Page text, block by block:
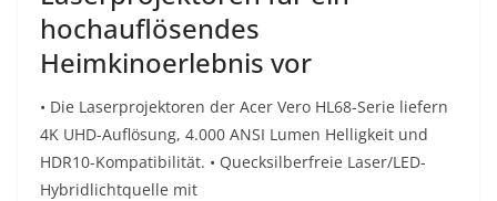
hochauflösendes
Heimkinoerlebnis vor
• Die Laserprojektoren der Acer Vero HL68-Serie liefern
4K UHD-Auflösung, 4.000 ANSI Lumen Helligkeit und
HDR10-Kompatibilität. • Quecksilberfreie Laser/LED-
Hybridlichtquelle mit